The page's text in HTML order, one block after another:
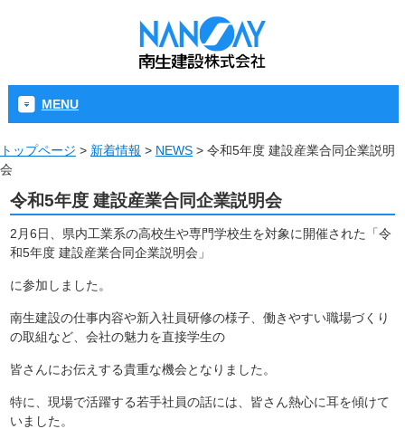
MENU
トップページ > 新着情報 > NEWS > 令和5年度 建設産業合同企業説明
会
令和5年度 建設産業合同企業説明会
2月6日、県内工業系の高校生や専門学校生を対象に開催された「令
和5年度 建設産業合同企業説明会」
に参加しました。
南生建設の仕事内容や新入社員研修の様子、働きやすい職場づくり
の取組など、会社の魅力を直接学生の
皆さんにお伝えする貴重な機会となりました。
特に、現場で活躍する若手社員の話には、皆さん熱心に耳を傾けて
いました。